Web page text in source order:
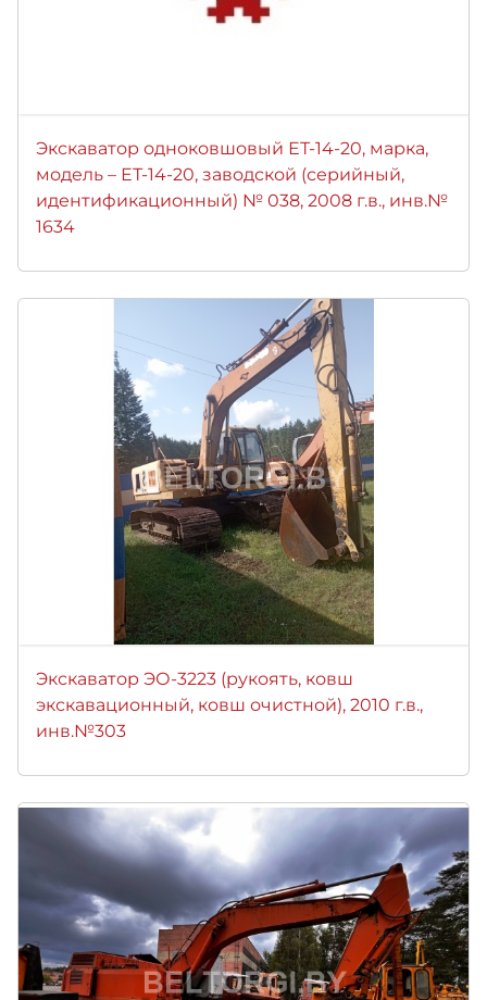
Экскаватор одноковшовый ЕТ-14-20, марка,
модель – ЕТ-14-20, заводской (серийный,
идентификационный) № 038, 2008 г.в., инв.№
1634
Экскаватор ЭО-3223 (рукоять, ковш
экскавационный, ковш очистной), 2010 г.в.,
инв.№303